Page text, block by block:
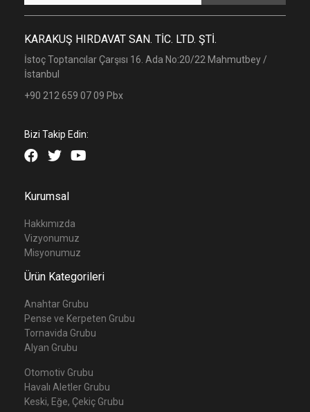
KARAKUŞ HIRDAVAT SAN. TİC. LTD. ŞTİ.
İstoç Toptancılar Çarşısı 16. Ada No:20/22 Mahmutbey /
İstanbul
+90 212 659 07 09 Pbx
Bizi Takip Edin:
Kurumsal
Hakkımızda
Vizyonumuz
Misyonumuz
Ürün Kategorileri
Anahtar Grubu
Pense ve Kerpeten Grubu
Tornavida Grubu
Alyan Grubu
Otomotiv Grubu
Havalı Aletler Grubu
Keski, Eğe, Çekiç Grubu